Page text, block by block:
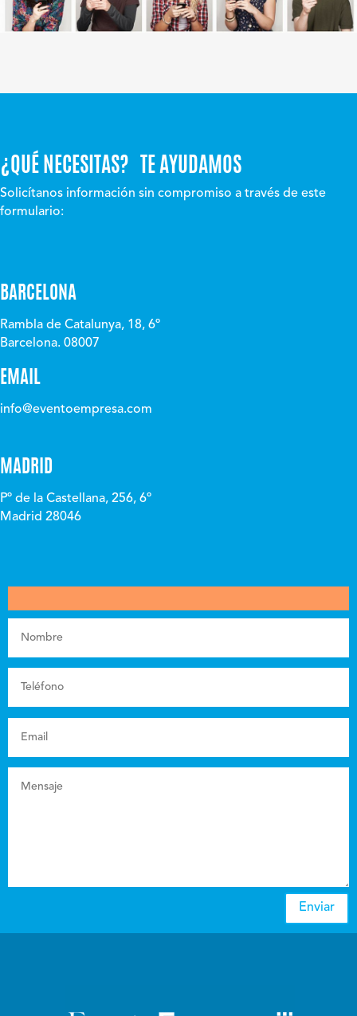
¿QUÉ NECESITAS? TE AYUDAMOS
Solicítanos información sin compromiso a través de este
formulario:
BARCELONA
Rambla de Catalunya, 18, 6º
Barcelona. 08007
EMAIL
info@eventoempresa.com
MADRID
Pº de la Castellana, 256, 6º
Madrid 28046
Enviar